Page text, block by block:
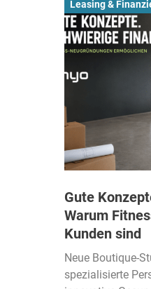
Leasing &
Gute
Warum
Kunden sind
Neue Boutique-
spezialisierte